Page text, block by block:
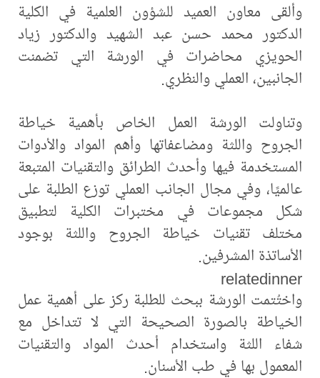
وألقى معاون العميد للشؤون العلمية في الكلية
الدكتور محمد حسن عبد الشهيد والدكتور زياد
الحويزي محاضرات في الورشة التي تضمنت
الجانبين، العملي والنظري.
وتناولت الورشة العمل الخاص بأهمية خياطة
الجروح واللثة ومضاعفاتها وأهم المواد والأدوات
المستخدمة فيها وأحدث الطرائق والتقنيات المتبعة
عالميًا، وفي مجال الجانب العملي توزع الطلبة على
شكل مجموعات في مختبرات الكلية لتطبيق
مختلف تقنيات خياطة الجروح واللثة بوجود
الأساتذة المشرفين.
relatedinner
واختُتمت الورشة ببحث للطلبة ركز على أهمية عمل
الخياطة بالصورة الصحيحة التي لا تتداخل مع
شفاء اللثة واستخدام أحدث المواد والتقنيات
المعمول بها في طب الأسنان.